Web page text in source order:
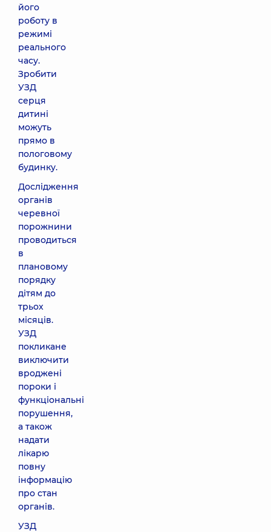
його
роботу в
режимі
реального
часу.
Зробити
УЗД
серця
дитині
можуть
прямо в
пологовому
будинку.
Дослідження
органів
черевної
порожнини
проводиться
в
плановому
порядку
дітям до
трьох
місяців.
УЗД
покликане
виключити
вроджені
пороки і
функціональні
порушення,
а також
надати
лікарю
повну
інформацію
про стан
органів.
УЗД